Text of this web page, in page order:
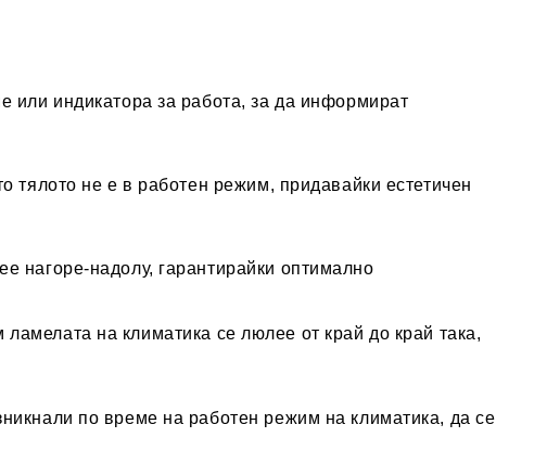
или индикатора за работа, за да информират
тялото не е в работен режим, придавайки естетичен
нагоре-надолу, гарантирайки оптимално
на климатика се люлее от край до край така,
по време на работен режим на климатика, да се